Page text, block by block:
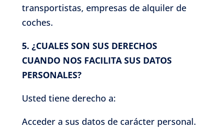
transportistas, empresas de alquiler de
coches.
5. ¿CUALES SON SUS DERECHOS
CUANDO NOS FACILITA SUS DATOS
PERSONALES?
Usted tiene derecho a:
Acceder a sus datos de carácter personal.